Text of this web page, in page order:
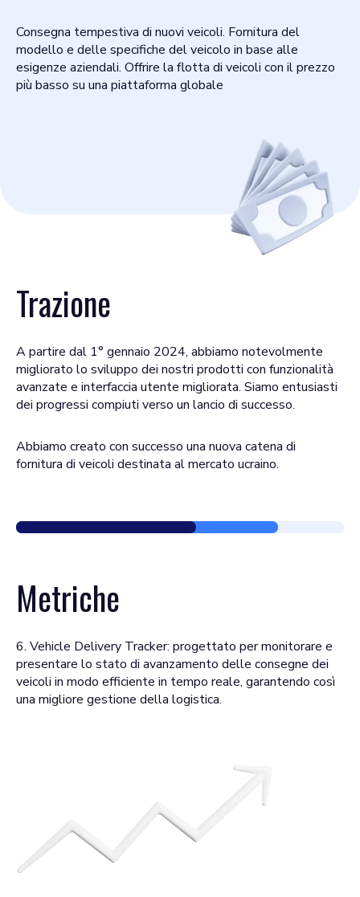
Consegna tempestiva di nuovi veicoli. Fornitura del
modello e delle specifiche del veicolo in base alle
esigenze aziendali. Offrire la flotta di veicoli con il prezzo
più basso su una piattaforma globale
Trazione
A partire dal 1° gennaio 2024, abbiamo notevolmente
migliorato lo sviluppo dei nostri prodotti con funzionalità
avanzate e interfaccia utente migliorata. Siamo entusiasti
dei progressi compiuti verso un lancio di successo.
Abbiamo creato con successo una nuova catena di
fornitura di veicoli destinata al mercato ucraino.
Metriche
6. Vehicle Delivery Tracker: progettato per monitorare e
presentare lo stato di avanzamento delle consegne dei
veicoli in modo efficiente in tempo reale, garantendo così
una migliore gestione della logistica.